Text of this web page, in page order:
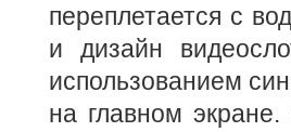
переплетается с
и дизайн
использованием
на главном